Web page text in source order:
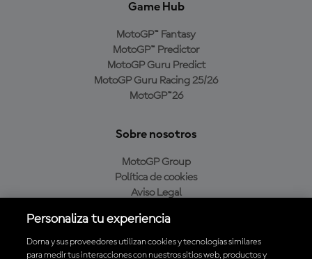
Game Hub
MotoGP™ Fantasy
MotoGP™ Predictor
MotoGP Guru Predict
MotoGP Guru Racing 25/26
MotoGP™26
Sobre nosotros
MotoGP Group
Política de cookies
Aviso Legal
Política de compra
Personaliza tu experiencia
Dorna y sus proveedores utilizan cookies y tecnologías similares
para medir tus interacciones con nuestros sitios web, productos y